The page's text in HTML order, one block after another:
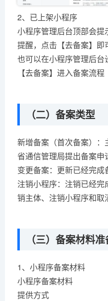
2、已上架小程序
小程序管理后台顶部会提
提醒，点击【去备案】即
也可以在小程序管理后
【去备案】进入备案流程
（二）备案类型
新增备案（首次备案）
省通信管理局提出备案申
变更备案：更新已经完
注销小程序：注销已经
销主体、注销小程序和取
（三）备案材料
1、小程序备案材料
小程序备案材料
提供方式